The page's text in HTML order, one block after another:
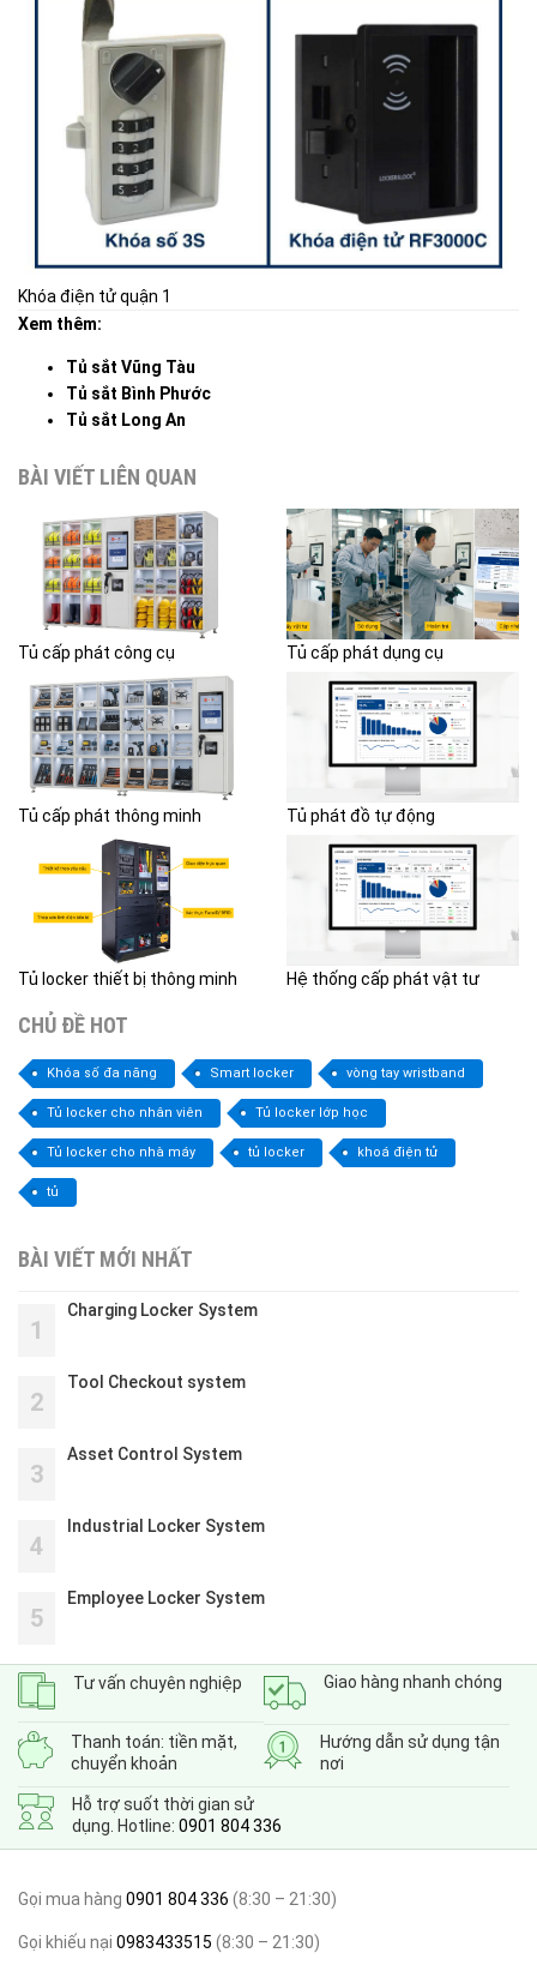
Khóa điện tử quận 1
Xem thêm:
Tủ sắt Vũng Tàu
Tủ sắt Bình Phước
Tủ sắt Long An
BÀI VIẾT LIÊN QUAN
Tủ cấp phát công cụ Tủ cấp phát dụng cụ
Tủ cấp phát thông minh Tủ phát đồ tự động
Tủ locker thiết bị thông minh Hệ thống cấp phát vật tư
CHỦ ĐỀ HOT
Khóa số đa năng Smart locker vòng tay wristband
Tủ locker cho nhân viên Tủ locker lớp học
Tủ locker cho nhà máy tủ locker khoá điện tử
tủ
BÀI VIẾT MỚI NHẤT
1
Charging Locker System
2
Tool Checkout system
3
Asset Control System
4
Industrial Locker System
5
Employee Locker System
Tư vấn chuyên nghiệp Giao hàng nhanh chóng
Thanh toán: tiền mặt,
chuyển khoản
Hướng dẫn sử dụng tận
nơi
Hỗ trợ suốt thời gian sử
dụng. Hotline: 0901 804 336
Gọi mua hàng 0901 804 336 (8:30 – 21:30)
Gọi khiếu nại 0983433515 (8:30 – 21:30)